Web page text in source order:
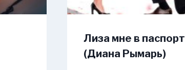
Лиза мне в паспорт
(Диана Рымарь)